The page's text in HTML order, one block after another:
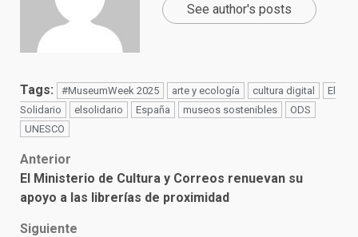
See author's posts
Tags: #MuseumWeek 2025 arte y ecología cultura digital
El
Solidario
elsolidario España museos sostenibles
ODS
UNESCO
Post
navigation
Anterior
El Ministerio de Cultura y Correos renuevan su
apoyo a las librerías de proximidad
Siguiente